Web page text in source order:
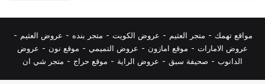
مواقع تهمك - متجر العثيم - عروض الكويت - متجر بنده - عروض العثيم -
عروض الامارات - موقع امازون - عروض التميمي - موقع نون - عروض
الدانوب - صحيفة سبق - عروض الراية - موقع حراج - متجر شي ان